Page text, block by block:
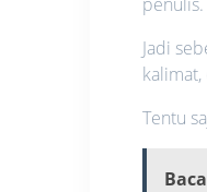
Jadi
Tentu